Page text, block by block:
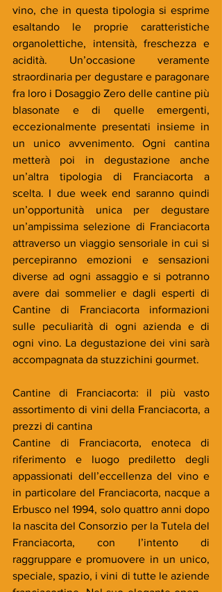
vino, che in questa tipologia si esprime
esaltando le proprie caratteristiche
organolettiche, intensità, freschezza e
acidità. Un’occasione veramente
straordinaria per degustare e paragonare
fra loro i Dosaggio Zero delle cantine più
blasonate e di quelle emergenti,
eccezionalmente presentati insieme in
un unico avvenimento. Ogni cantina
metterà poi in degustazione anche
un’altra tipologia di Franciacorta a
scelta. I due week end saranno quindi
un’opportunità unica per degustare
un’ampissima selezione di Franciacorta
attraverso un viaggio sensoriale in cui si
percepiranno emozioni e sensazioni
diverse ad ogni assaggio e si potranno
avere dai sommelier e dagli esperti di
Cantine di Franciacorta informazioni
sulle peculiarità di ogni azienda e di
ogni vino. La degustazione dei vini sarà
accompagnata da stuzzichini gourmet.
Cantine di Franciacorta: il più vasto
assortimento di vini della Franciacorta, a
prezzi di cantina
Cantine di Franciacorta, enoteca di
riferimento e luogo prediletto degli
appassionati dell’eccellenza del vino e
in particolare del Franciacorta, nacque a
Erbusco nel 1994, solo quattro anni dopo
la nascita del Consorzio per la Tutela del
Franciacorta, con l’intento di
raggruppare e promuovere in un unico,
speciale, spazio, i vini di tutte le aziende